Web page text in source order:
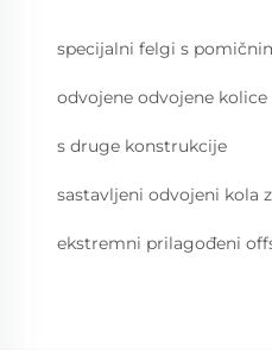
specijalni felgi s
odvojene odvojene kolice
s druge konstrukcije
sastavljeni odvojeni kola
ekstremni prilagođeni